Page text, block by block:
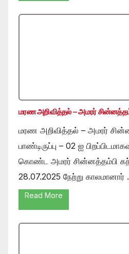
மரண அறிவித்தல் – அமரர்
மரண அறிவித்தல் – அமரர்
பாண்டிருப்பு – 02 ஐ
கொண்ட அமரர் சின்னத்தம்பி
28.07.2025 நேற்று காலமானார்
Read More